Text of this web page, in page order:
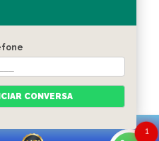
site
9610 de 19/02/1998)
1
CONVERSA